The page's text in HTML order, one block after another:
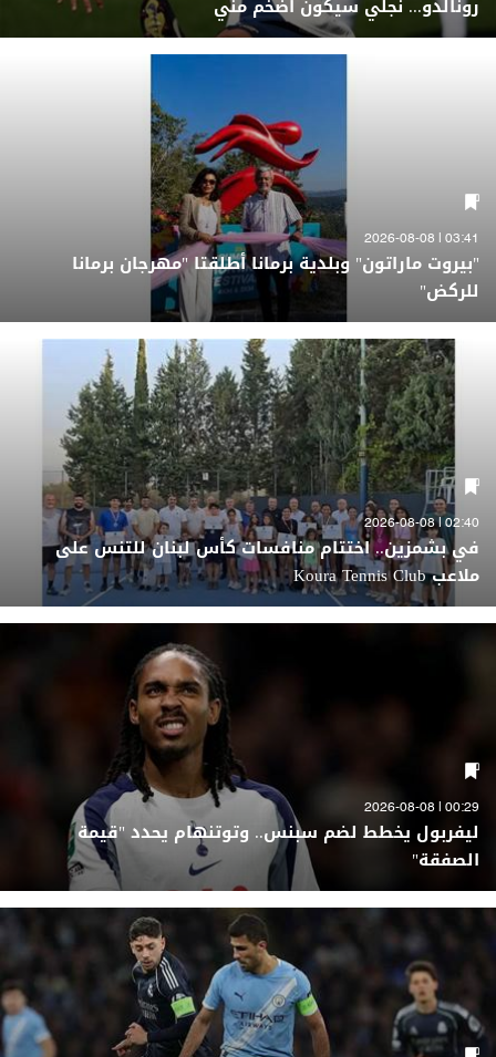
رونالدو... نجلي سيكون أضخم مني
03:41 | 2026-08-08
"بيروت ماراتون" وبلدية برمانا أطلقتا "مهرجان برمانا
للركض"
02:40 | 2026-08-08
في بشمزين.. اختتام منافسات كأس لبنان للتنس على
ملاعب Koura Tennis Club
00:29 | 2026-08-08
ليفربول يخطط لضم سبنس.. وتوتنهام يحدد "قيمة
الصفقة"